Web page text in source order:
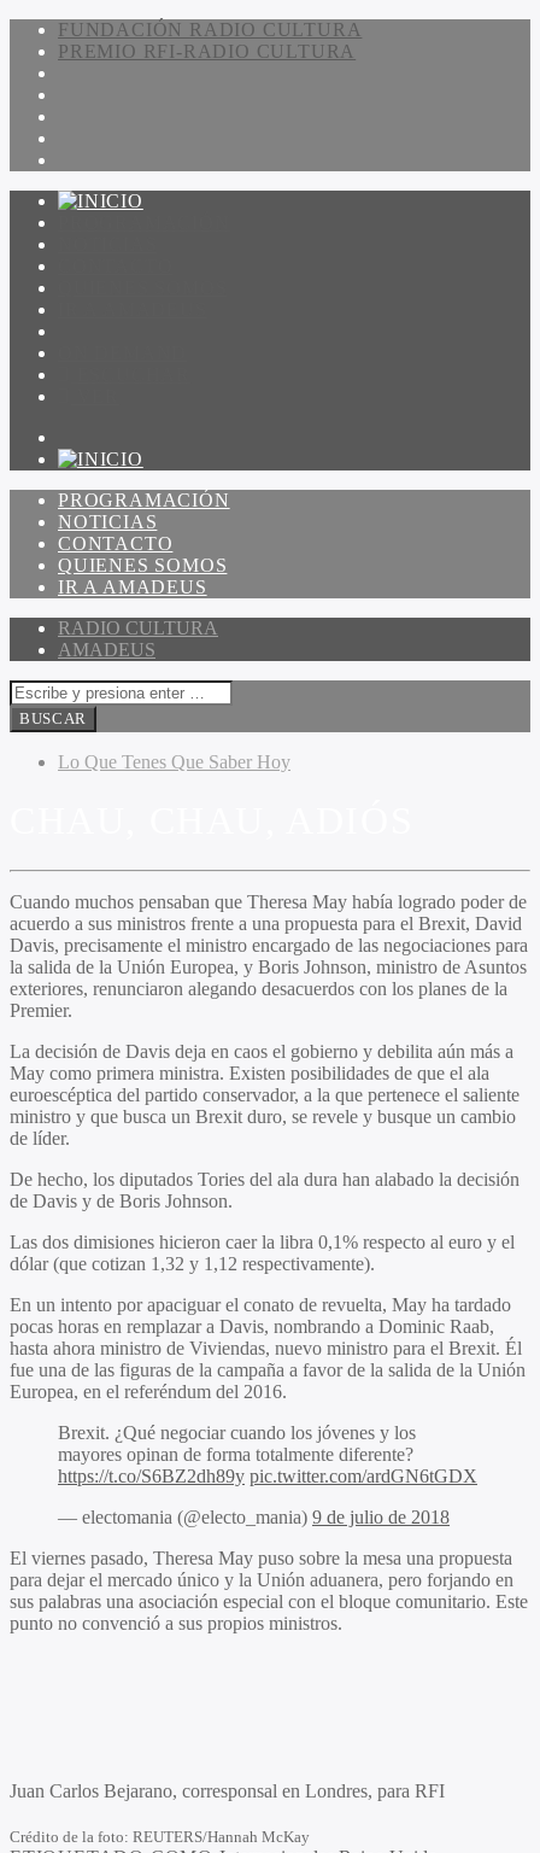
FUNDACIÓN RADIO CULTURA
PREMIO RFI-RADIO CULTURA
PROGRAMACIÓN
NOTICIAS
CONTACTO
QUIENES SOMOS
IR A AMADEUS
RADIO CULTURA
AMADEUS
Lo Que Tenes Que Saber Hoy
Cuando muchos pensaban que Theresa May había logrado poder de
acuerdo a sus ministros frente a una propuesta para el Brexit, David
Davis, precisamente el ministro encargado de las negociaciones para
la salida de la Unión Europea, y Boris Johnson, ministro de Asuntos
exteriores, renunciaron alegando desacuerdos con los planes de la
Premier.
La decisión de Davis deja en caos el gobierno y debilita aún más a
May como primera ministra. Existen posibilidades de que el ala
euroescéptica del partido conservador, a la que pertenece el saliente
ministro y que busca un Brexit duro, se revele y busque un cambio
de líder.
De hecho, los diputados Tories del ala dura han alabado la decisión
de Davis y de Boris Johnson.
Las dos dimisiones hicieron caer la libra 0,1% respecto al euro y el
dólar (que cotizan 1,32 y 1,12 respectivamente).
En un intento por apaciguar el conato de revuelta, May ha tardado
pocas horas en remplazar a Davis, nombrando a Dominic Raab,
hasta ahora ministro de Viviendas, nuevo ministro para el Brexit. Él
fue una de las figuras de la campaña a favor de la salida de la Unión
Europea, en el referéndum del 2016.
Brexit. ¿Qué negociar cuando los jóvenes y los
mayores opinan de forma totalmente diferente?
https://t.co/S6BZ2dh89y pic.twitter.com/ardGN6tGDX
— electomania (@electo_mania) 9 de julio de 2018
El viernes pasado, Theresa May puso sobre la mesa una propuesta
para dejar el mercado único y la Unión aduanera, pero forjando en
sus palabras una asociación especial con el bloque comunitario. Este
punto no convenció a sus propios ministros.
Juan Carlos Bejarano, corresponsal en Londres, para RFI
Crédito de la foto: REUTERS/Hannah McKay